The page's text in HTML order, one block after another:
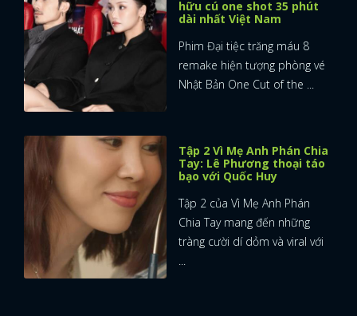
hữu cú one shot 35 phút
dài nhất Việt Nam
Phim Đại tiệc trăng máu 8
remake hiện tượng phòng vé
Nhật Bản One Cut of the ...
Tập 2 Vì Mẹ Anh Phán Chia
Tay: Lê Phương thoại táo
bạo với Quốc Huy
Tập 2 của Vì Mẹ Anh Phán
Chia Tay mang đến những
tràng cười dí dỏm và viral với